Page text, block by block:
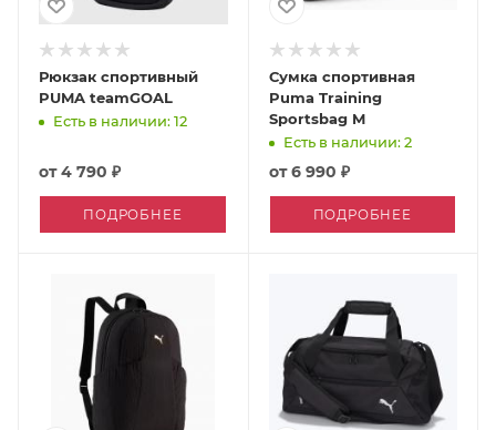
Рюкзак спортивный
PUMA teamGOAL
Есть в наличии: 12
от4 790 ₽
ПОДРОБНЕЕ
Сумка спортивная
Puma Training
Sportsbag M
Есть в наличии: 2
от6 990 ₽
ПОДРОБНЕЕ